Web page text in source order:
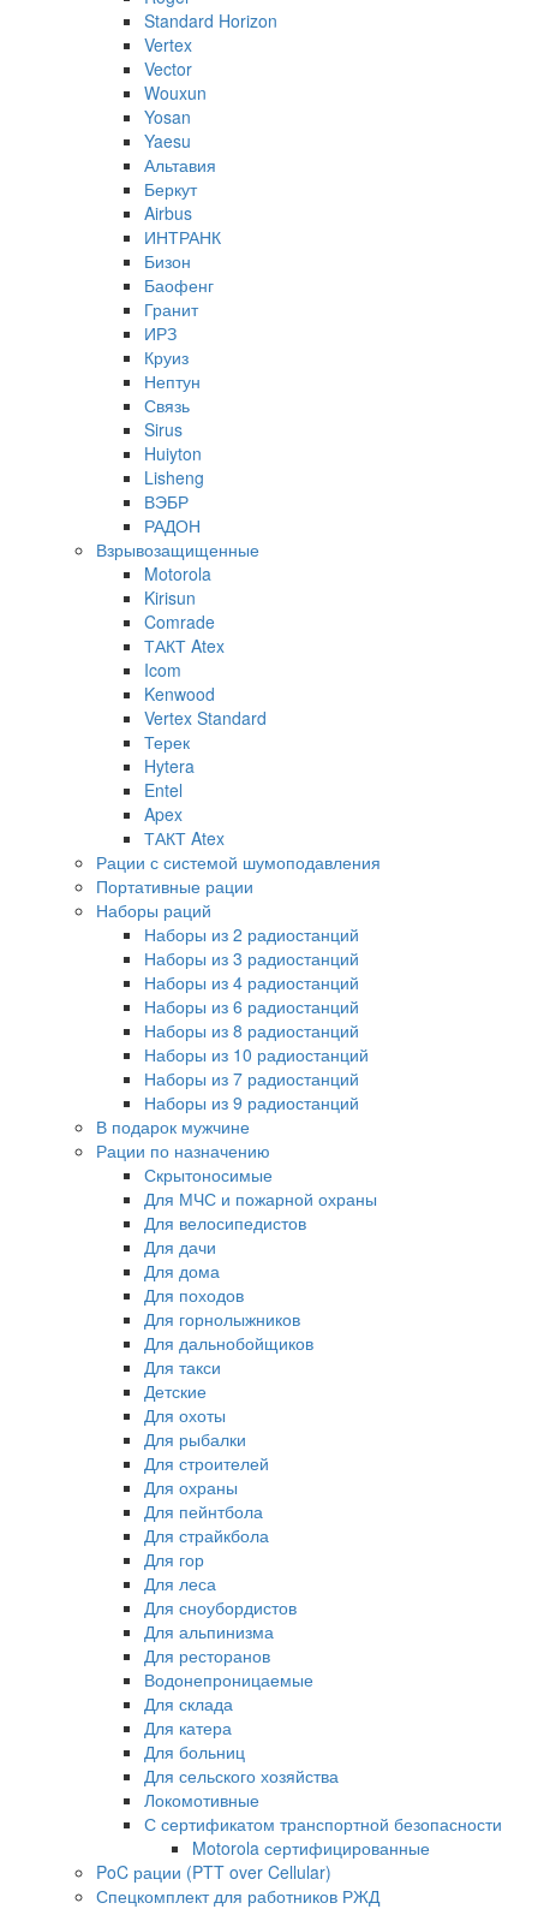
Standard Horizon
Vertex
Vector
Wouxun
Yosan
Yaesu
Альтавия
Беркут
Airbus
ИНТРАНК
Бизон
Баофенг
Гранит
ИРЗ
Круиз
Нептун
Связь
Sirus
Huiyton
Lisheng
ВЭБР
РАДОН
Взрывозащищенные
Motorola
Kirisun
Comrade
ТАКТ Atex
Icom
Kenwood
Vertex Standard
Терек
Hytera
Entel
Apex
ТАКТ Atex
Рации с системой шумоподавления
Портативные рации
Наборы раций
Наборы из 2 радиостанций
Наборы из 3 радиостанций
Наборы из 4 радиостанций
Наборы из 6 радиостанций
Наборы из 8 радиостанций
Наборы из 10 радиостанций
Наборы из 7 радиостанций
Наборы из 9 радиостанций
В подарок мужчине
Рации по назначению
Скрытоносимые
Для МЧС и пожарной охраны
Для велосипедистов
Для дачи
Для дома
Для походов
Для горнолыжников
Для дальнобойщиков
Для такси
Детские
Для охоты
Для рыбалки
Для строителей
Для охраны
Для пейнтбола
Для страйкбола
Для гор
Для леса
Для сноубордистов
Для альпинизма
Для ресторанов
Водонепроницаемые
Для склада
Для катера
Для больниц
Для сельского хозяйства
Локомотивные
С сертификатом транспортной безопасности
Motorola сертифицированные
PoC рации (PTT over Cellular)
Спецкомплект для работников РЖД